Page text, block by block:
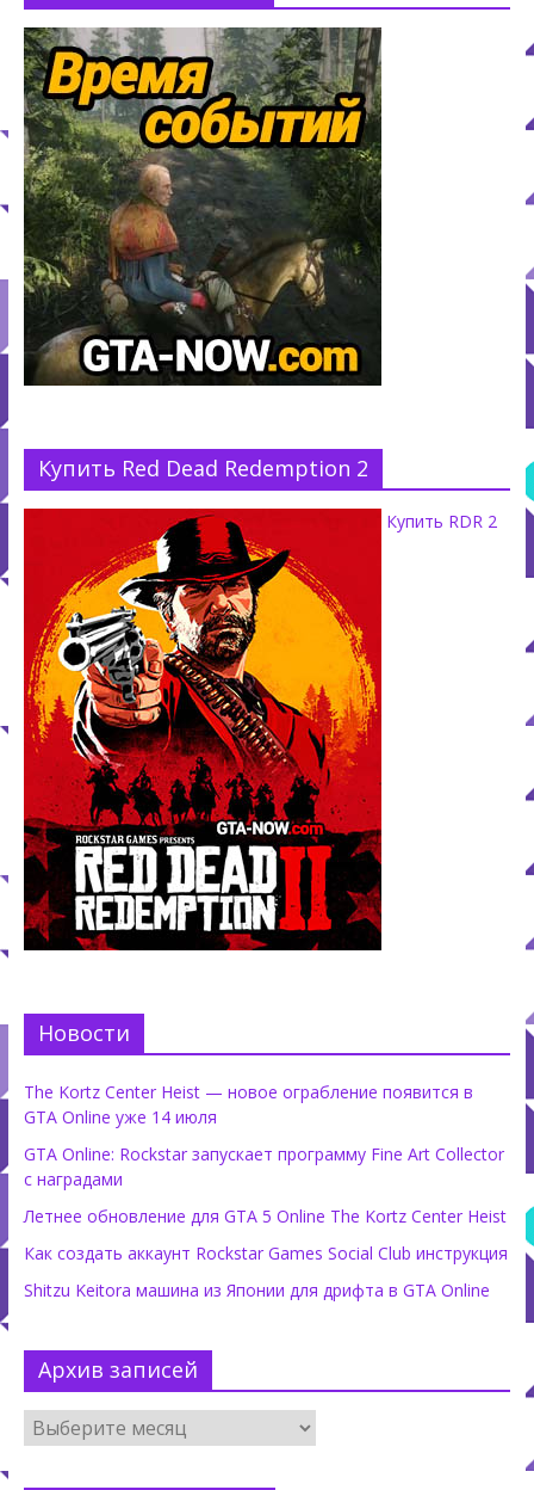
Купить Red Dead Redemption 2
Купить RDR 2
Новости
The Kortz Center Heist — новое ограбление появится в
GTA Online уже 14 июля
GTA Online: Rockstar запускает программу Fine Art Collector
с наградами
Летнее обновление для GTA 5 Online The Kortz Center Heist
Как создать аккаунт Rockstar Games Social Club инструкция
Shitzu Keitora машина из Японии для дрифта в GTA Online
Архив записей